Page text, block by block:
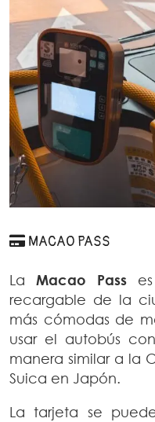
MACAO PASS
La Macao Pass
recargable de la
más cómodas de
usar el autobús
manera similar a la
Suica en Japón.
La tarjeta se